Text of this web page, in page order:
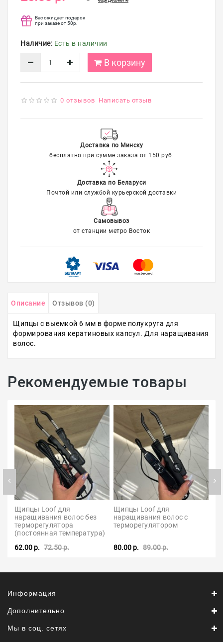
Вас ожидает подарок
при заказе от 50р.
Наличие: Есть в наличии
В корзину
0 отзывов Написать отзыв
Доставка по Минску
бесплатно при сумме заказа от 150 руб.
Доставка по Беларуси
Почтой или службой курьерской доставки
Самовывоз
от станции метро Восток
Описание Отзывов (0)
Щипцы с выемкой 6 мм в форме полукруга для
формирования кератиновых капсул. Для наращивания
волос.
Рекомендуемые товары
Щипцы Loof для
наращивания волос без
терморегулятора
(постоянная температура)
62.00 р. 72.50 р.
Щипцы Loof для
наращивания волос с
терморегулятором
80.00 р. 89.00 р.
Информация
Дополнительно
Мы в соц. сетях